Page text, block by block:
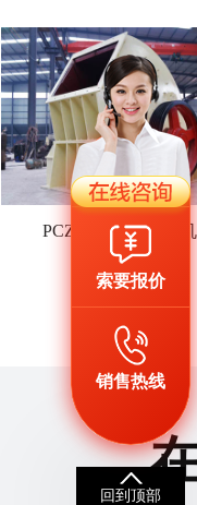
PCZ重型锤式破碎机
索要报价
销售热线
回到顶部